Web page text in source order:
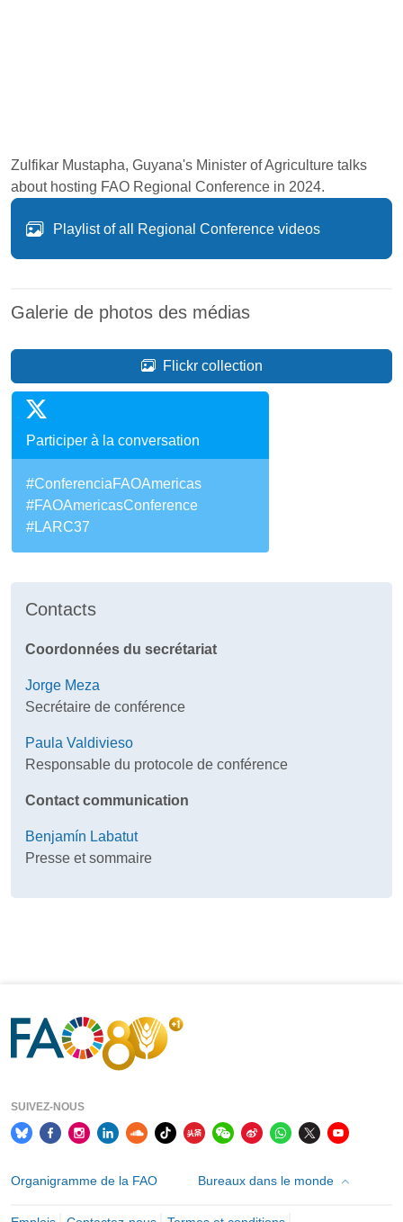
Zulfikar Mustapha, Guyana's Minister of Agriculture talks
about hosting FAO Regional Conference in 2024.
Playlist of all Regional Conference videos
Galerie de photos des médias
Flickr collection
Participer à la conversation
#ConferenciaFAOAmericas
#FAOAmericasConference
#LARC37
Contacts
Coordonnées du secrétariat
Jorge Meza
Secrétaire de conférence
Paula Valdivieso
Responsable du protocole de conférence
Contact communication
Benjamín Labatut
Presse et sommaire
SUIVEZ-NOUS
Organigramme de la FAO Bureaux dans le monde